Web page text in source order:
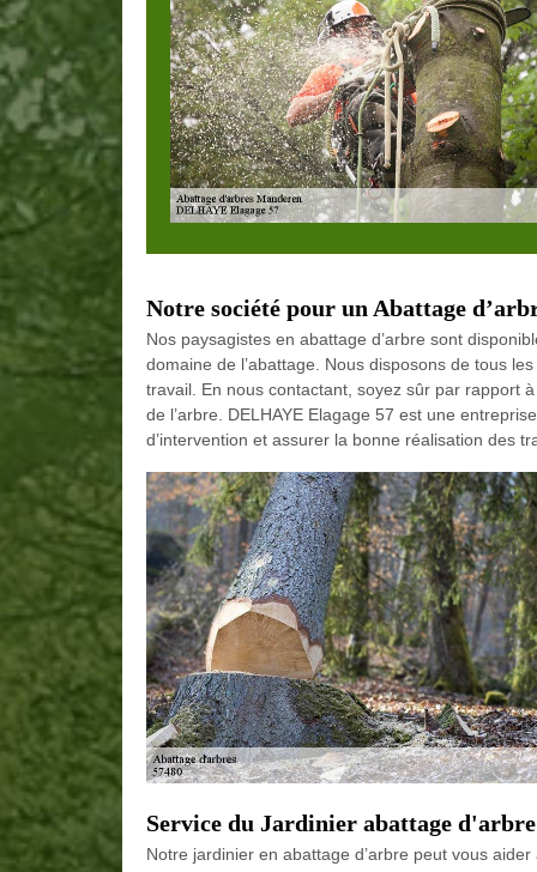
Notre société pour un Abattage
Nos paysagistes en abattage d’arbre sont
domaine de l’abattage. Nous disposons de tous
travail. En nous contactant, soyez sûr par rapport
de l’arbre. DELHAYE Elagage 57 est une
d’intervention et assurer la bonne réalisation des
Service du Jardinier abattage
Notre jardinier en abattage d’arbre peut vous